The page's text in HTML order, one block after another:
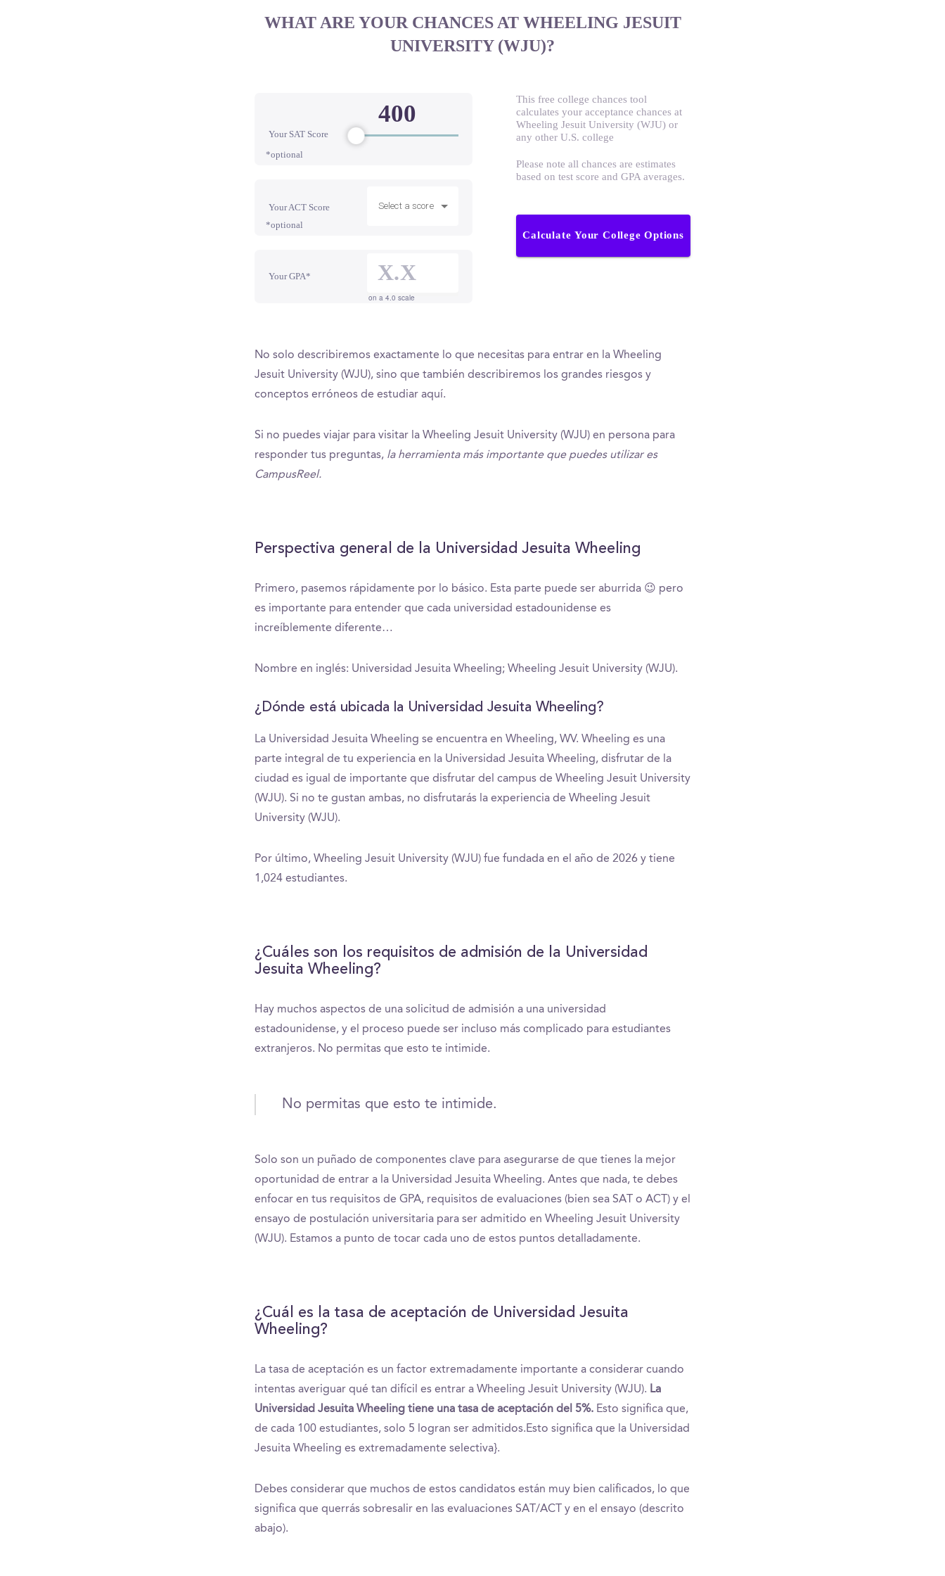
WHAT ARE YOUR CHANCES AT WHEELING JESUIT
UNIVERSITY (WJU)?
Your SAT Score
*optional
Your ACT Score
*optional
Select a score
Your GPA*
on a 4.0 scale
This free college chances tool
calculates your acceptance chances at
Wheeling Jesuit University (WJU) or
any other U.S. college
Please note all chances are estimates
based on test score and GPA averages.
Calculate Your College Options
No solo describiremos exactamente lo que necesitas para entrar en la Wheeling
Jesuit University (WJU), sino que también describiremos los grandes riesgos y
conceptos erróneos de estudiar aquí.
Si no puedes viajar para visitar la Wheeling Jesuit University (WJU) en persona para
responder tus preguntas, la herramienta más importante que puedes utilizar es
CampusReel.
Perspectiva general de la Universidad Jesuita Wheeling
Primero, pasemos rápidamente por lo básico. Esta parte puede ser aburrida 😉 pero
es importante para entender que cada universidad estadounidense es
increíblemente diferente…
Nombre en inglés: Universidad Jesuita Wheeling; Wheeling Jesuit University (WJU).
¿Dónde está ubicada la Universidad Jesuita Wheeling?
La Universidad Jesuita Wheeling se encuentra en Wheeling, WV. Wheeling es una
parte integral de tu experiencia en la Universidad Jesuita Wheeling, disfrutar de la
ciudad es igual de importante que disfrutar del campus de Wheeling Jesuit University
(WJU). Si no te gustan ambas, no disfrutarás la experiencia de Wheeling Jesuit
University (WJU).
Por último, Wheeling Jesuit University (WJU) fue fundada en el año de 2026 y tiene
1,024 estudiantes.
¿Cuáles son los requisitos de admisión de la Universidad
Jesuita Wheeling?
Hay muchos aspectos de una solicitud de admisión a una universidad
estadounidense, y el proceso puede ser incluso más complicado para estudiantes
extranjeros. No permitas que esto te intimide.
No permitas que esto te intimide.
Solo son un puñado de componentes clave para asegurarse de que tienes la mejor
oportunidad de entrar a la Universidad Jesuita Wheeling. Antes que nada, te debes
enfocar en tus requisitos de GPA, requisitos de evaluaciones (bien sea SAT o ACT) y el
ensayo de postulación universitaria para ser admitido en Wheeling Jesuit University
(WJU). Estamos a punto de tocar cada uno de estos puntos detalladamente.
¿Cuál es la tasa de aceptación de Universidad Jesuita
Wheeling?
La tasa de aceptación es un factor extremadamente importante a considerar cuando
intentas averiguar qué tan difícil es entrar a Wheeling Jesuit University (WJU). La
Universidad Jesuita Wheeling tiene una tasa de aceptación del 5%. Esto significa que,
de cada 100 estudiantes, solo 5 logran ser admitidos.Esto significa que la Universidad
Jesuita Wheeling es extremadamente selectiva}.
Debes considerar que muchos de estos candidatos están muy bien calificados, lo que
significa que querrás sobresalir en las evaluaciones SAT/ACT y en el ensayo (descrito
abajo).